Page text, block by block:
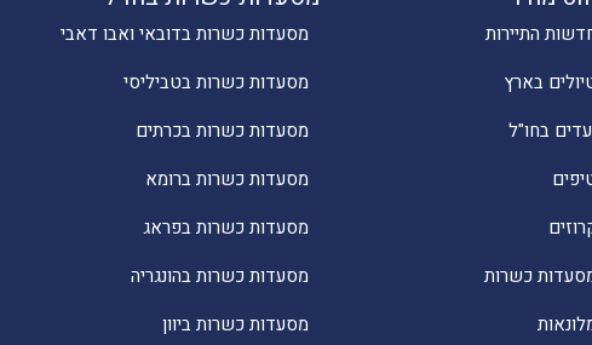
מסעדות כשרות בדובאי ואבו דאבי
מסעדות כשרות בטביליסי
מסעדות כשרות בכרתים
מסעדות כשרות ברומא
מסעדות כשרות בפראג
מסעדות כשרות בהונגריה
מסעדות כשרות ביוון
התיירות
בארץ
בחו"ל
כשרות